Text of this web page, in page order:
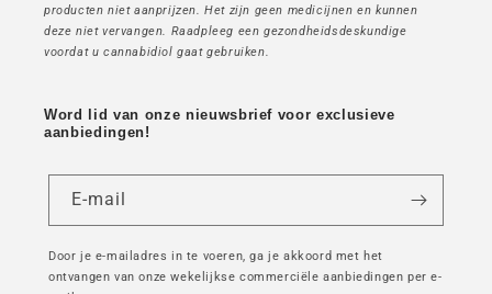
producten niet aanprijzen. Het zijn geen medicijnen en kunnen
deze niet vervangen. Raadpleeg een gezondheidsdeskundige
voordat u cannabidiol gaat gebruiken.
Word lid van onze nieuwsbrief voor exclusieve
aanbiedingen!
E-mail
Door je e-mailadres in te voeren, ga je akkoord met het
ontvangen van onze wekelijkse commerciële aanbiedingen per e-